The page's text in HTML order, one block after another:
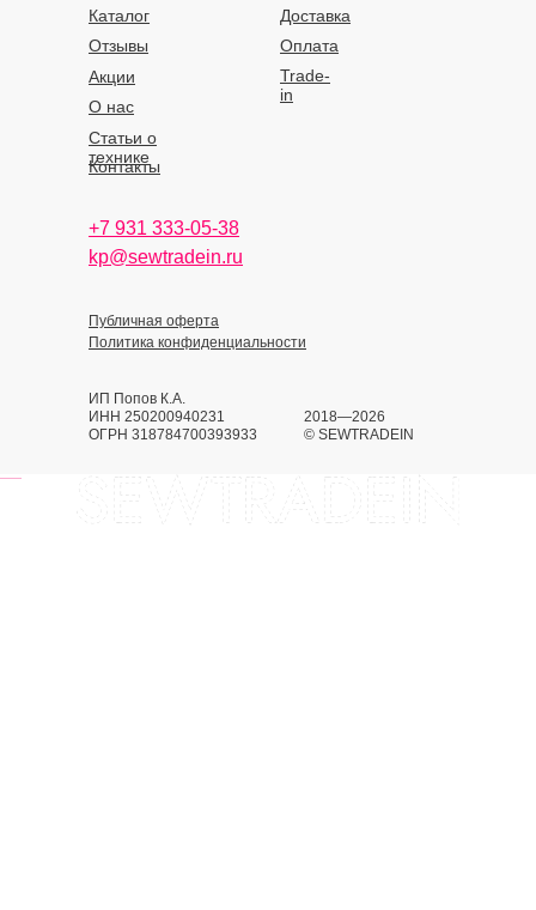
Каталог
О нас
Доставка
Статьи о
технике
Оплата
Отзывы
Акции
Контакты
Trade-
in
+7 931 333-05-38
kp@sewtradein.ru
ИП Попов К.А.
ИНН 250200940231
ОГРН 318784700393933
Политика конфиденциальности
Публичная оферта
2018—2026
© SEWTRADEIN